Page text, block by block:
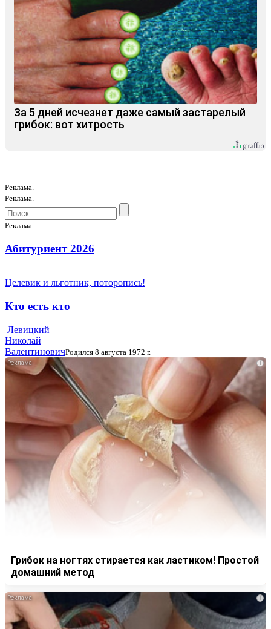
За 5 дней исчезнет даже самый застарелый
грибок: вот хитрость
Реклама.
Реклама.
Реклама.
Абитуриент 2026
Целевик и льготник, поторопись!
Кто есть кто
Левицкий
Николай
ВалентиновичРодился 8 августа 1972 г.
i
Грибок на ногтях стирается как ластиком! Простой
домашний метод
i